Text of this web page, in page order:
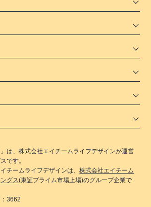
」は、株式会社エイチームライフデザインが運営
です。
チームライフデザインは、株式会社エイチーム
グス(東証プライム市場上場)のグループ企業で
3662